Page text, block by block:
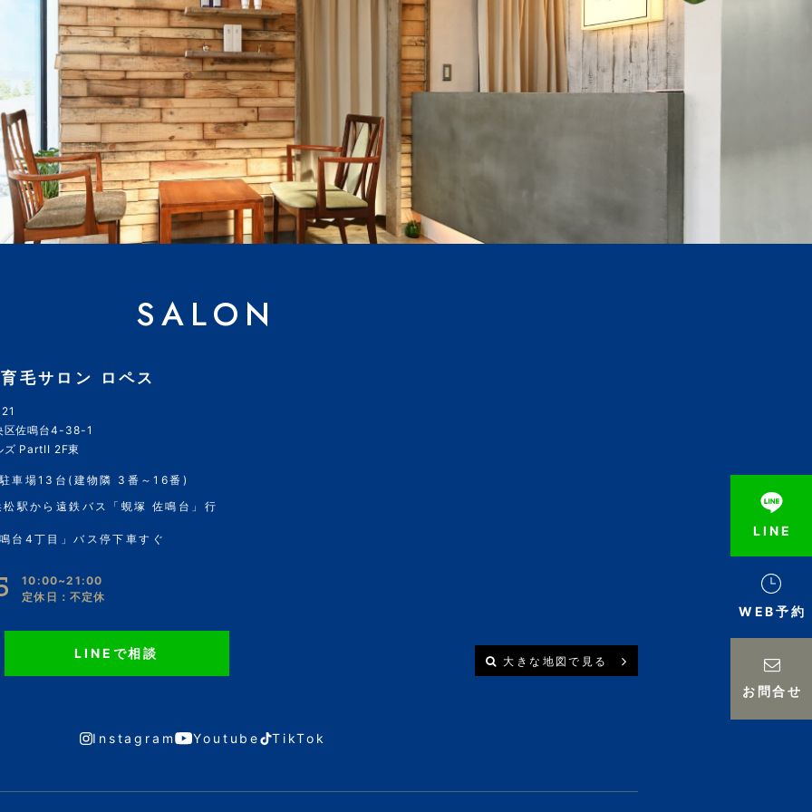
LINE
WEB予約
お問合せ
SALON
毛サロン ロペス
区佐鳴台4-38-1
ズ PartII 2F東
車場13台(建物隣 3番～16番)
駅から遠鉄バス「蜆塚 佐鳴台」行
台4丁目」バス停下車すぐ
10:00~21:00
定休日：不定休
LINEで相談 大きな地図で見る
Instagram Youtube TikTok